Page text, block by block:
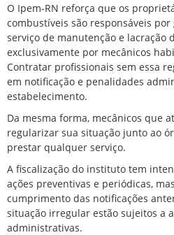
O Ipem-RN reforça que os
combustíveis são responsáveis
serviço de manutenção e lacração
exclusivamente por mecânicos
Contratar profissionais sem essa
em notificação e penalidades
estabelecimento.
Da mesma forma, mecânicos que
regularizar sua situação junto ao
prestar qualquer serviço.
A fiscalização do instituto tem
ações preventivas e periódicas,
cumprimento das notificações
situação irregular estão sujeitos a
administrativas.